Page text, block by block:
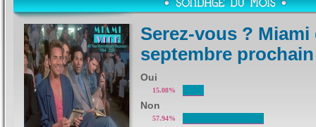
Serez-vous ? Miami
septembre
Oui
15.08%
Non
57.94%